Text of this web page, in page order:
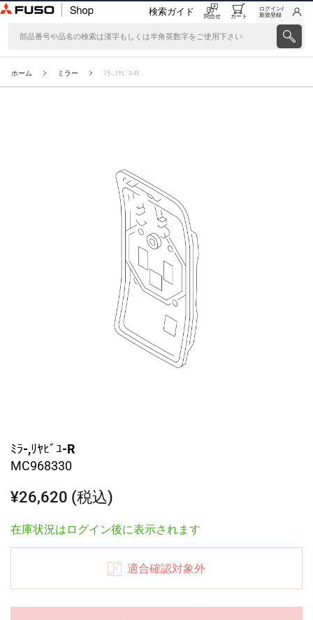
検索ガイド 問合せ カート
ログイン/
新規登録
ホーム ミラー ﾐﾗ-,ﾘﾔﾋﾞﾕ-R
ﾐﾗ-,ﾘﾔﾋﾞﾕ-R
MC968330
¥26,620 (税込)
在庫状況はログイン後に表示されます
適合確認対象外